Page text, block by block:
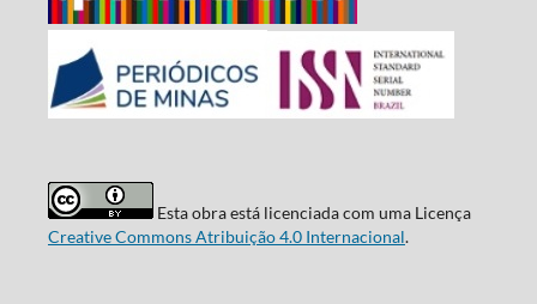
Esta obra está licenciada com uma Licença
Creative Commons Atribuição 4.0 Internacional.